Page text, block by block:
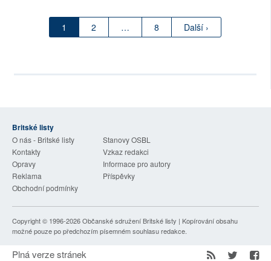
1 2 … 8 Další ›
Britské listy
O nás - Britské listy
Stanovy OSBL
Kontakty
Vzkaz redakci
Opravy
Informace pro autory
Reklama
Příspěvky
Obchodní podmínky
Copyright © 1996-2026Občanské sdružení Britské listy | Kopírování obsahu
možné pouze po předchozím písemném souhlasu redakce.
Plná verze stránek